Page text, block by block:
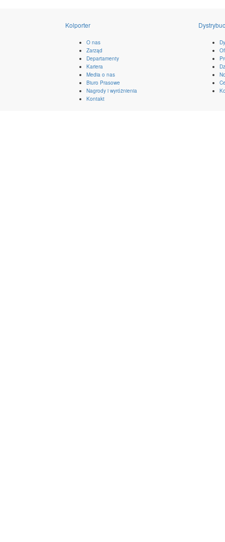
Kolporter
O nas
Zarząd
Departamenty
Kariera
Media o nas
Biuro Prasowe
Nagrody i wyróżnienia
Kontakt